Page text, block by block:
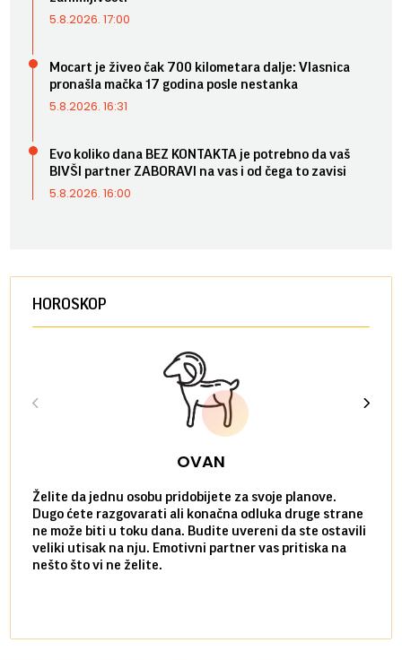
5.8.2026. 17:00
Mocart je živeo čak 700 kilometara dalje: Vlasnica
pronašla mačka 17 godina posle nestanka
5.8.2026. 16:31
Evo koliko dana BEZ KONTAKTA je potrebno da vaš
BIVŠI partner ZABORAVI na vas i od čega to zavisi
5.8.2026. 16:00
HOROSKOP
OVAN
Želite da jednu osobu pridobijete za svoje planove.
Dugo ćete razgovarati ali konačna odluka druge strane
ne može biti u toku dana. Budite uvereni da ste ostavili
veliki utisak na nju. Emotivni partner vas pritiska na
nešto što vi ne želite.